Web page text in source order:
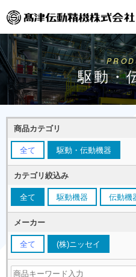
駆動・
商品カテゴリ
全て 駆動・伝動機器
カテゴリ絞込み
全て 駆動機器 伝動機
メーカー
全て (株)ニッセイ